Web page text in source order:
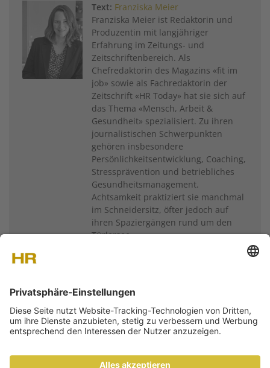
Text: Franziska Meier
Franziska Meier ist Redaktorin und
Produzentin mit langjähriger
Erfahrung im Zeitungs- und
Zeitschriftenbereich. Als
Chefredaktorin des Magazins «fit im
job» sowie als Fachredaktorin der
Zeitschrift «HR Today» hat sie sich auf
das Thema «Mensch, Arbeit &
Gesundheit» spezialisiert. Zu ihren
journalistischen Schwerpunkten
gehören insbesondere
Persönlichkeitsentwicklung, Coaching,
Stressprävention und betriebliches
Gesundheitsmanagement.
Achtsamkeit praktiziert sie manchmal
im Schneidersitz, öfter jedoch auf
ihren Spaziergängen rund um den
Türlersee.
KONTAKT MEDIADATEN